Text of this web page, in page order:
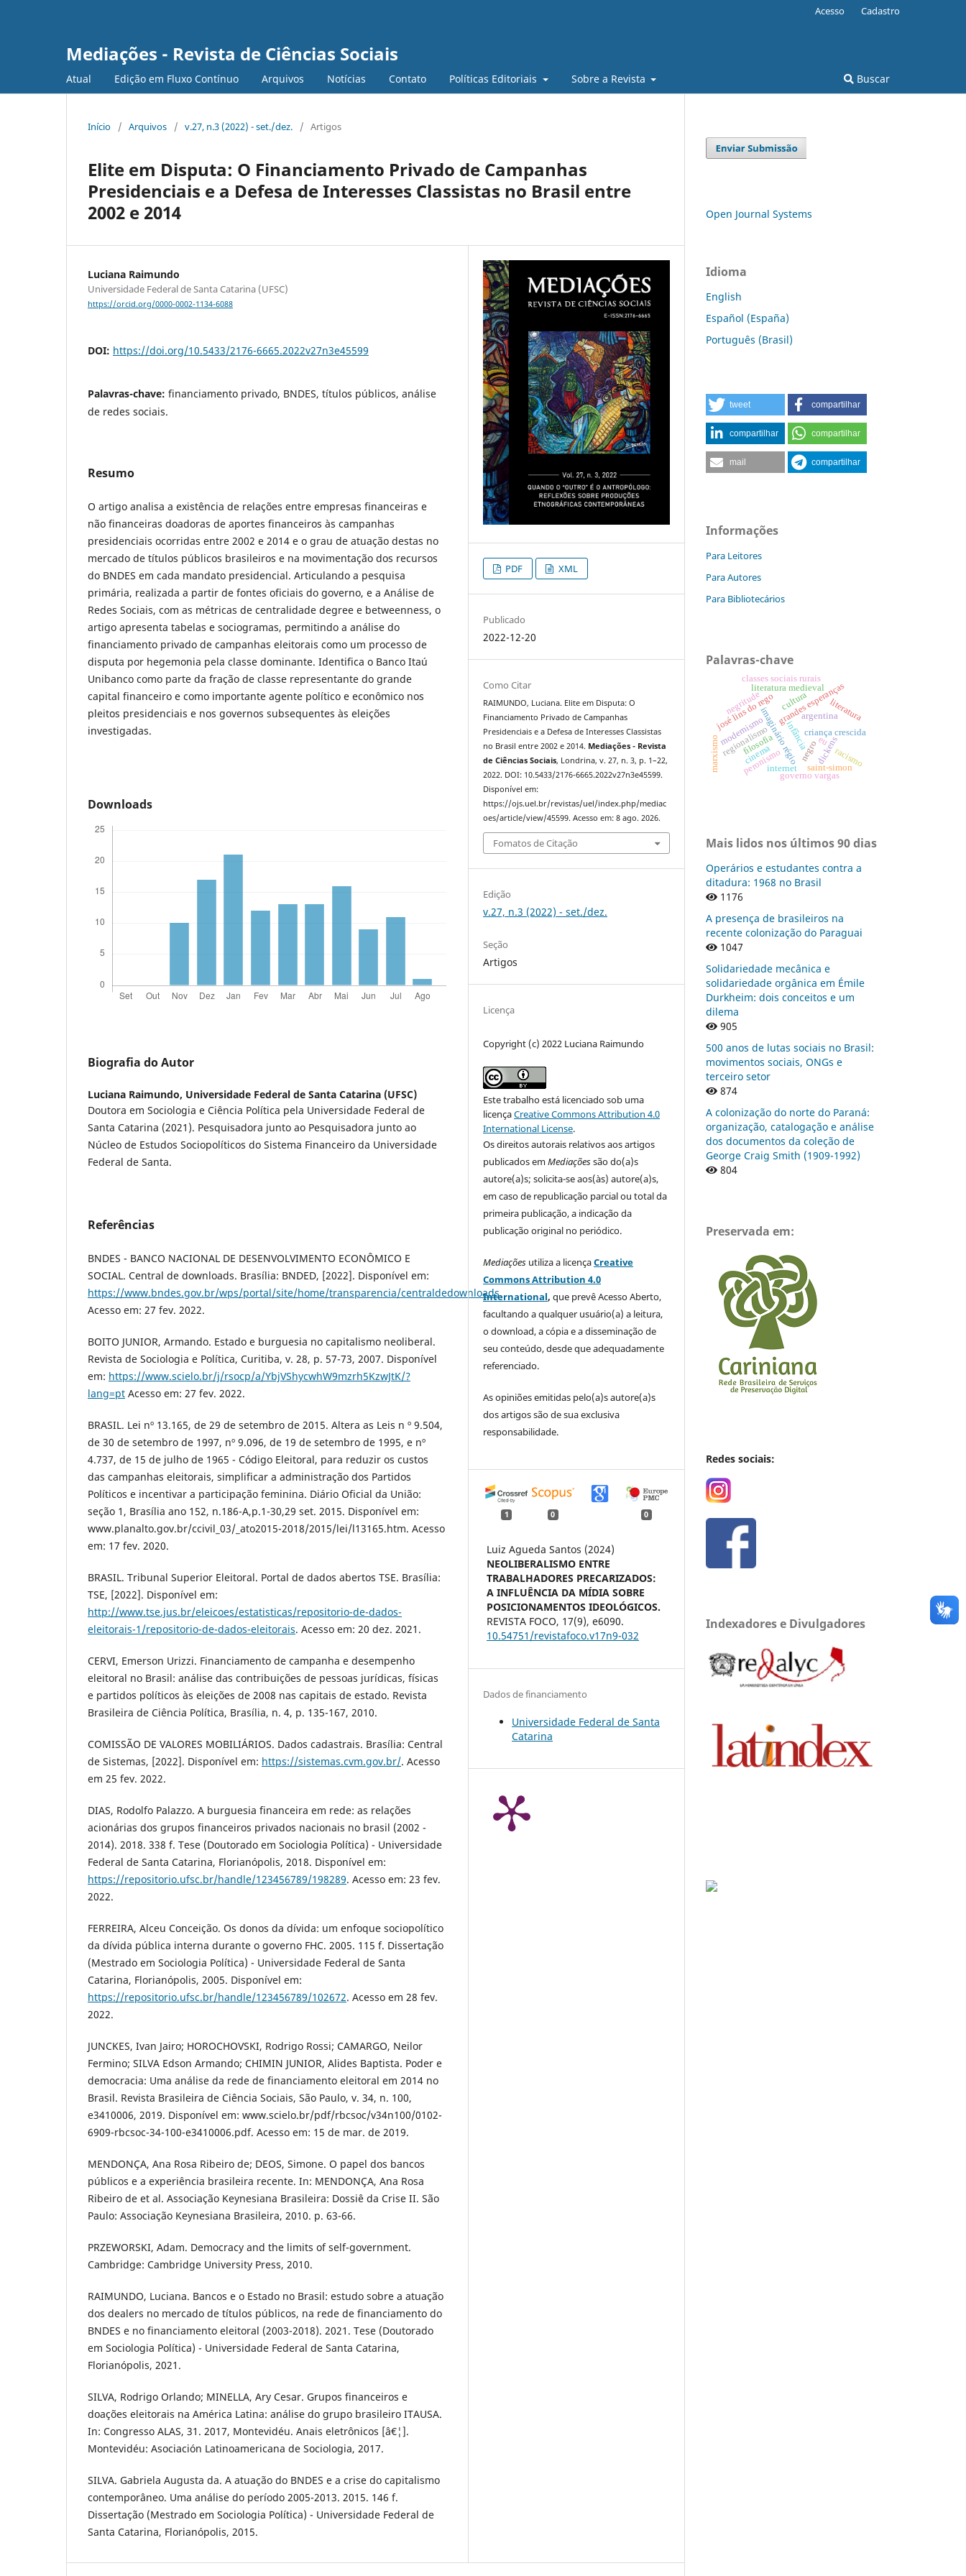
Mediações - Revista de Ciências Sociais
Atual Edição em Fluxo Contínuo Arquivos Notícias Contato Políticas Editoriais Sobre a Revista Buscar
Acesso Cadastro
Início / Arquivos / v.27, n.3 (2022) - set./dez. / Artigos
Elite em Disputa: O Financiamento Privado de Campanhas
Presidenciais e a Defesa de Interesses Classistas no Brasil entre
2002 e 2014
Luciana Raimundo
Universidade Federal de Santa Catarina (UFSC)
https://orcid.org/0000-0002-1134-6088
DOI: https://doi.org/10.5433/2176-6665.2022v27n3e45599
Palavras-chave: financiamento privado, BNDES, títulos públicos, análise
de redes sociais.
Resumo
O artigo analisa a existência de relações entre empresas financeiras e
não financeiras doadoras de aportes financeiros às campanhas
presidenciais ocorridas entre 2002 e 2014 e o grau de atuação destas no
mercado de títulos públicos brasileiros e na movimentação dos recursos
do BNDES em cada mandato presidencial. Articulando a pesquisa
primária, realizada a partir de fontes oficiais do governo, e a Análise de
Redes Sociais, com as métricas de centralidade degree e betweenness, o
artigo apresenta tabelas e sociogramas, permitindo a análise do
financiamento privado de campanhas eleitorais como um processo de
disputa por hegemonia pela classe dominante. Identifica o Banco Itaú
Unibanco como parte da fração de classe representante do grande
capital financeiro e como importante agente político e econômico nos
pleitos presidenciais e nos governos subsequentes às eleições
investigadas.
Downloads
Biografia do Autor
Luciana Raimundo, Universidade Federal de Santa Catarina (UFSC)
Doutora em Sociologia e Ciência Política pela Universidade Federal de
Santa Catarina (2021). Pesquisadora junto ao Pesquisadora junto ao
Núcleo de Estudos Sociopolíticos do Sistema Financeiro da Universidade
Federal de Santa.
Referências
BNDES - BANCO NACIONAL DE DESENVOLVIMENTO ECONÔMICO E
SOCIAL. Central de downloads. Brasília: BNDED, [2022]. Disponível em:
https://www.bndes.gov.br/wps/portal/site/home/transparencia/centraldedownloads.
Acesso em: 27 fev. 2022.
BOITO JUNIOR, Armando. Estado e burguesia no capitalismo neoliberal.
Revista de Sociologia e Política, Curitiba, v. 28, p. 57-73, 2007. Disponível
em: https://www.scielo.br/j/rsocp/a/YbjVShycwhW9mzrh5KzwJtK/?
lang=pt Acesso em: 27 fev. 2022.
BRASIL. Lei nº 13.165, de 29 de setembro de 2015. Altera as Leis n º 9.504,
de 30 de setembro de 1997, nº 9.096, de 19 de setembro de 1995, e nº
4.737, de 15 de julho de 1965 - Código Eleitoral, para reduzir os custos
das campanhas eleitorais, simplificar a administração dos Partidos
Políticos e incentivar a participação feminina. Diário Oficial da União:
seção 1, Brasília ano 152, n.186-A,p.1-30,29 set. 2015. Disponível em:
www.planalto.gov.br/ccivil_03/_ato2015-2018/2015/lei/l13165.htm. Acesso
em: 17 fev. 2020.
BRASIL. Tribunal Superior Eleitoral. Portal de dados abertos TSE. Brasília:
TSE, [2022]. Disponível em:
http://www.tse.jus.br/eleicoes/estatisticas/repositorio-de-dados-
eleitorais-1/repositorio-de-dados-eleitorais. Acesso em: 20 dez. 2021.
CERVI, Emerson Urizzi. Financiamento de campanha e desempenho
eleitoral no Brasil: análise das contribuições de pessoas jurídicas, físicas
e partidos políticos às eleições de 2008 nas capitais de estado. Revista
Brasileira de Ciência Política, Brasília, n. 4, p. 135-167, 2010.
COMISSÃO DE VALORES MOBILIÁRIOS. Dados cadastrais. Brasília: Central
de Sistemas, [2022]. Disponível em: https://sistemas.cvm.gov.br/. Acesso
em 25 fev. 2022.
DIAS, Rodolfo Palazzo. A burguesia financeira em rede: as relações
acionárias dos grupos financeiros privados nacionais no brasil (2002 -
2014). 2018. 338 f. Tese (Doutorado em Sociologia Política) - Universidade
Federal de Santa Catarina, Florianópolis, 2018. Disponível em:
https://repositorio.ufsc.br/handle/123456789/198289. Acesso em: 23 fev.
2022.
FERREIRA, Alceu Conceição. Os donos da dívida: um enfoque sociopolítico
da dívida pública interna durante o governo FHC. 2005. 115 f. Dissertação
(Mestrado em Sociologia Política) - Universidade Federal de Santa
Catarina, Florianópolis, 2005. Disponível em:
https://repositorio.ufsc.br/handle/123456789/102672. Acesso em 28 fev.
2022.
JUNCKES, Ivan Jairo; HOROCHOVSKI, Rodrigo Rossi; CAMARGO, Neilor
Fermino; SILVA Edson Armando; CHIMIN JUNIOR, Alides Baptista. Poder e
democracia: Uma análise da rede de financiamento eleitoral em 2014 no
Brasil. Revista Brasileira de Ciência Sociais, São Paulo, v. 34, n. 100,
e3410006, 2019. Disponível em: www.scielo.br/pdf/rbcsoc/v34n100/0102-
6909-rbcsoc-34-100-e3410006.pdf. Acesso em: 15 de mar. de 2019.
MENDONÇA, Ana Rosa Ribeiro de; DEOS, Simone. O papel dos bancos
públicos e a experiência brasileira recente. In: MENDONÇA, Ana Rosa
Ribeiro de et al. Associação Keynesiana Brasileira: Dossiê da Crise II. São
Paulo: Associação Keynesiana Brasileira, 2010. p. 63-66.
PRZEWORSKI, Adam. Democracy and the limits of self-government.
Cambridge: Cambridge University Press, 2010.
RAIMUNDO, Luciana. Bancos e o Estado no Brasil: estudo sobre a atuação
dos dealers no mercado de títulos públicos, na rede de financiamento do
BNDES e no financiamento eleitoral (2003-2018). 2021. Tese (Doutorado
em Sociologia Política) - Universidade Federal de Santa Catarina,
Florianópolis, 2021.
SILVA, Rodrigo Orlando; MINELLA, Ary Cesar. Grupos financeiros e
doações eleitorais na América Latina: análise do grupo brasileiro ITAUSA.
In: Congresso ALAS, 31. 2017, Montevidéu. Anais eletrônicos [â€¦].
Montevidéu: Asociación Latinoamericana de Sociologia, 2017.
SILVA. Gabriela Augusta da. A atuação do BNDES e a crise do capitalismo
contemporâneo. Uma análise do período 2005-2013. 2015. 146 f.
Dissertação (Mestrado em Sociologia Política) - Universidade Federal de
Santa Catarina, Florianópolis, 2015.
PDF XML
Publicado
2022-12-20
Como Citar
RAIMUNDO, Luciana. Elite em Disputa: O
Financiamento Privado de Campanhas
Presidenciais e a Defesa de Interesses Classistas
no Brasil entre 2002 e 2014. Mediações - Revista
de Ciências Sociais, Londrina, v. 27, n. 3, p. 1–22,
2022. DOI: 10.5433/2176-6665.2022v27n3e45599.
Disponível em:
https://ojs.uel.br/revistas/uel/index.php/mediac
oes/article/view/45599. Acesso em: 8 ago. 2026.
Fomatos de Citação
Edição
v.27, n.3 (2022) - set./dez.
Seção
Artigos
Licença
Copyright (c) 2022 Luciana Raimundo
Este trabalho está licenciado sob uma
licençaCreative Commons Attribution 4.0
International License.
Os direitos autorais relativos aos artigos
publicados emMediaçõessão do(a)s
autore(a)s; solicita-se aos(às) autore(a)s,
em caso de republicação parcial ou total da
primeira publicação, a indicação da
publicação original no periódico.
Mediações utiliza a licençaCreative
Commons Attribution 4.0
International,que prevê Acesso Aberto,
facultando a qualquer usuário(a) a leitura,
o download, a cópia e a disseminação de
seu conteúdo, desde que adequadamente
referenciado.
As opiniões emitidas pelo(a)s autore(a)s
dos artigos são de sua exclusiva
responsabilidade.
1 0 0
Luiz Agueda Santos (2024)
NEOLIBERALISMO ENTRE
TRABALHADORES PRECARIZADOS:
A INFLUÊNCIA DA MÍDIA SOBRE
POSICIONAMENTOS IDEOLÓGICOS.
REVISTA FOCO, 17(9),e6090.
10.54751/revistafoco.v17n9-032
Dados de financiamento
Universidade Federal de Santa
Catarina
Open Journal Systems
Idioma
English
Español (España)
Português (Brasil)
tweet compartilhar
compartilhar compartilhar
mail compartilhar
Informações
Para Leitores
Para Autores
Para Bibliotecários
Palavras-chave
dickens
infância
grandes esperanças
criança crescida
cinemaimaginário régio
literatura medieval
peronismo
argentinaliteratura
josé lins do rego
modernismo
regionalismo
cultura
negritude
negro racismo
marxismo
classes sociais rurais
eu
internet
governo vargas
saint-simon
filosofia
Mais lidos nos últimos 90 dias
Operários e estudantes contra a
ditadura: 1968 no Brasil
1176
A presença de brasileiros na
recente colonização do Paraguai
1047
Solidariedade mecânica e
solidariedade orgânica em Émile
Durkheim: dois conceitos e um
dilema
905
500 anos de lutas sociais no Brasil:
movimentos sociais, ONGs e
terceiro setor
874
A colonização do norte do Paraná:
organização, catalogação e análise
dos documentos da coleção de
George Craig Smith (1909-1992)
804
Preservada em:
Redes sociais:
Indexadores e Divulgadores